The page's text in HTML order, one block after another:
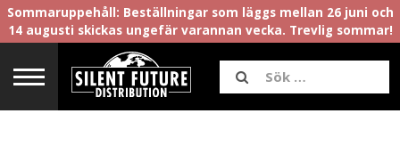
Sommaruppehåll: Beställningar som läggs mellan 26 juni och
14 augusti skickas ungefär varannan vecka. Trevlig sommar!